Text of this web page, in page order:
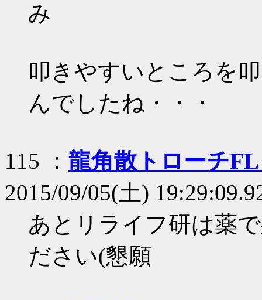
み
叩きやすいところを
んでしたね・・・
115 ： 龍角散トローチ
2015/09/05(土)
あとリライフ研は薬
ださい(懇願